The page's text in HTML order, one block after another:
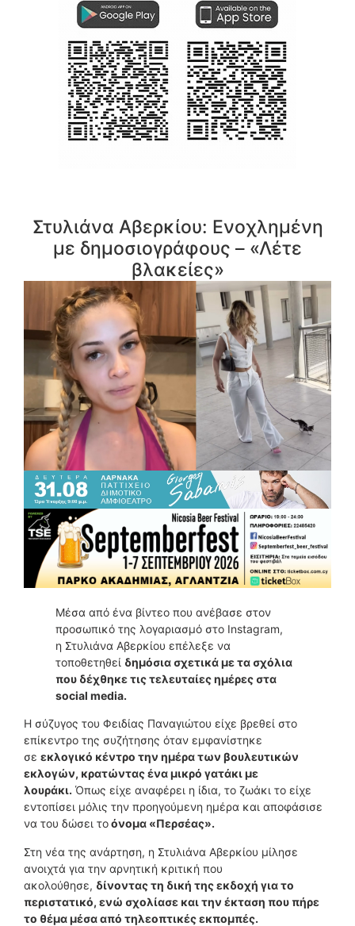
Στυλιάνα Αβερκίου: Ενοχλημένη
με δημοσιογράφους – «Λέτε
βλακείες»
Μέσα από ένα βίντεο που ανέβασε στον
προσωπικό της λογαριασμό στο Instagram,
η Στυλιάνα Αβερκίου επέλεξε να
τοποθετηθεί δημόσια σχετικά με τα σχόλια
που δέχθηκε τις τελευταίες ημέρες στα
social media.
Η σύζυγος του Φειδίας Παναγιώτου είχε βρεθεί στο
επίκεντρο της συζήτησης όταν εμφανίστηκε
σε εκλογικό κέντρο την ημέρα των βουλευτικών
εκλογών, κρατώντας ένα μικρό γατάκι με
λουράκι. Όπως είχε αναφέρει η ίδια, το ζωάκι το είχε
εντοπίσει μόλις την προηγούμενη ημέρα και αποφάσισε
να του δώσει τοόνομα «Περσέας».
Στη νέα της ανάρτηση, η Στυλιάνα Αβερκίου μίλησε
ανοιχτά για την αρνητική κριτική που
ακολούθησε, δίνοντας τη δική της εκδοχή για το
περιστατικό, ενώ σχολίασε και την έκταση που πήρε
το θέμα μέσα από τηλεοπτικές εκπομπές.